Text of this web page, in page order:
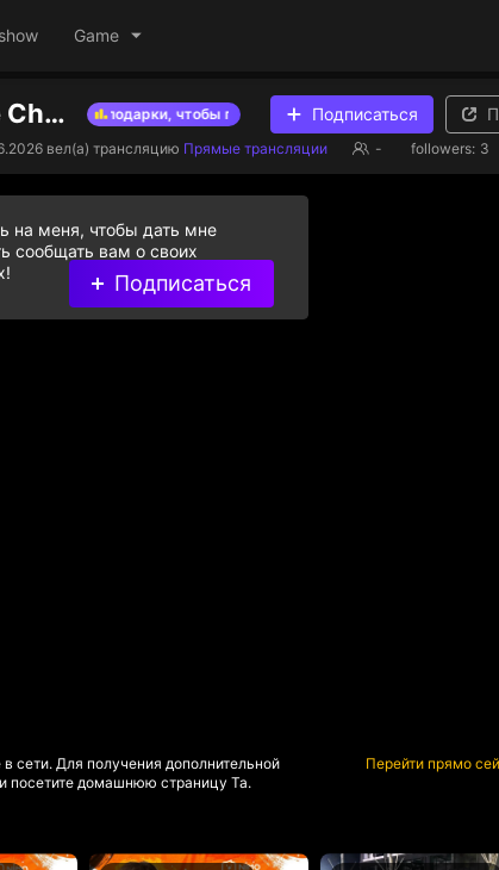
Game
karina's Live Channel подарки, чтобы помочь стримерам из списка
Подписаться
вел(а) трансляцию Прямые трансляции - followers: 3
сети. Для получения дополнительной
посетите домашнюю страницу Та.
Перейти прямо
на меня, чтобы дать мне
сообщать вам о своих
Подписаться